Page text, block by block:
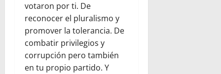
votaron por ti. De
reconocer el pluralismo y
promover la tolerancia. De
combatir privilegios y
corrupción pero también
en tu propio partido. Y